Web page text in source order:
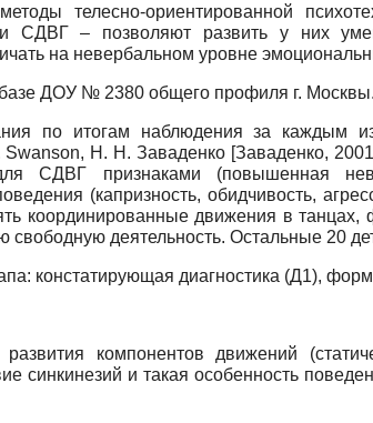
методы телесно-ориентированной
СДВГ – позволяют развить у них
на невербальном уровне
ДОУ № 2380 общего профиля г.
по итогам наблюдения за каждым
Swanson, Н. Н. Заваденко [Заваденко, 2001
СДВГ признаками (повышенная
(капризность, обидчивость,
координированные движения в танцах,
свободную деятельность. Остальные 20
констатирующая диагностика (Д1),
компонентов движений
синкинезий и такая особенность